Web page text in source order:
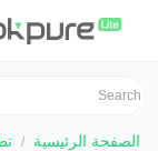
الصفحة الرئيسية